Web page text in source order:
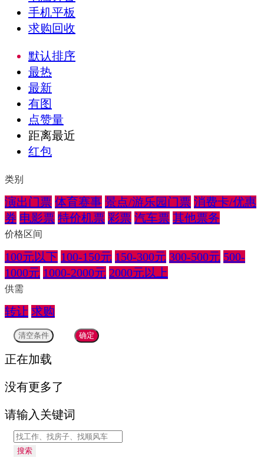
手机平板
求购回收
默认排序
最热
最新
有图
点赞量
距离最近
红包
类别
演出门票 体育赛事 景点/游乐园门票 消费卡/优惠
券 电影票 特价机票 彩票 汽车票 其他票务
价格区间
100元以下 100-150元 150-300元 300-500元 500-
1000元 1000-2000元 2000元以上
供需
转让 求购
正在加载
没有更多了
请输入关键词
搜索